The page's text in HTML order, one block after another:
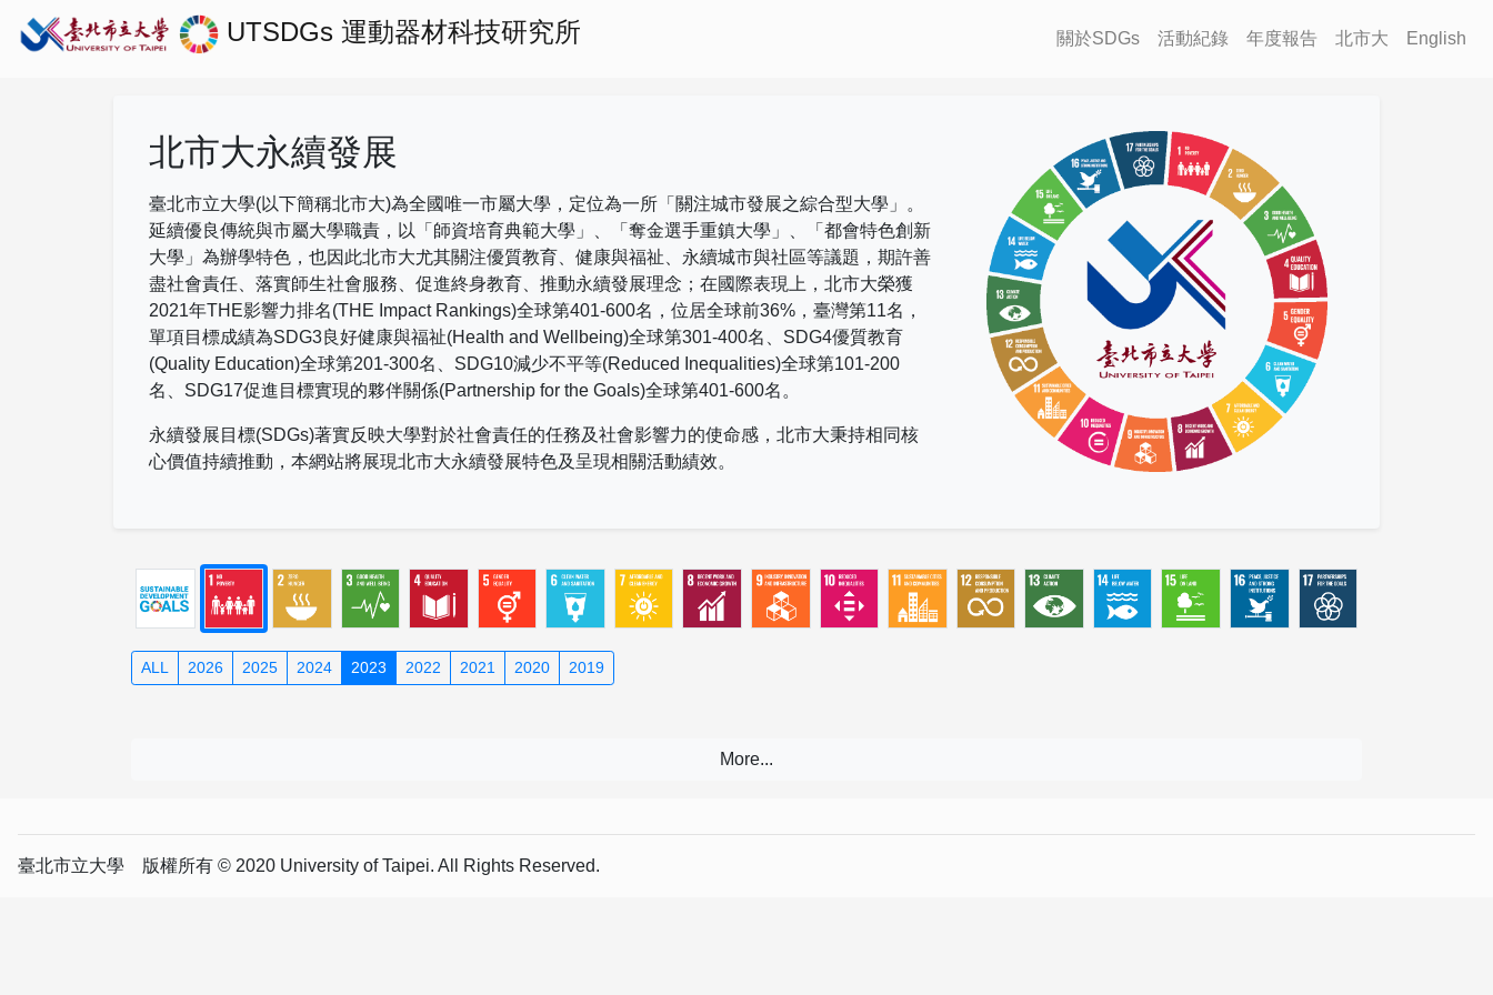
UTSDGs 運動器材科技研究所 關於SDGs 活動紀錄 年度報告 北市大 English
北市大永續發展
臺北市立大學(以下簡稱北市大)為全國唯一市屬大學，定位為一所「關注城市發展之綜合型大學」。
延續優良傳統與市屬大學職責，以「師資培育典範大學」、「奪金選手重鎮大學」、「都會特色創新
大學」為辦學特色，也因此北市大尤其關注優質教育、健康與福祉、永續城市與社區等議題，期許善
盡社會責任、落實師生社會服務、促進終身教育、推動永續發展理念；在國際表現上， 北市大榮獲
2021年THE影響力排名(THE Impact Rankings)全球第401-600名，位居全球前36% ，臺灣第11名，
單項目標成績為SDG3良好健康與福祉(Health and Wellbeing)全球第301-400名、 SDG4優質教育
(Quality Education)全球第201-300名、 SDG10減少不平等(Reduced Inequalities)全球第101-200
名、 SDG17促進目標實現的夥伴關係(Partnership for the Goals)全球第401-600名。
永續發展目標(SDGs)著實反映大學對於社會責任的任務及社會影響力的使命感，北市大秉持相同核
心價值持續推動，本網站將展現北市大永續發展特色及呈現相關活動績效。
ALL 2026 2025 2024 2023 2022 2021 2020 2019
臺北市立大學 版權所有 © 2020 University of Taipei. All Rights Reserved.